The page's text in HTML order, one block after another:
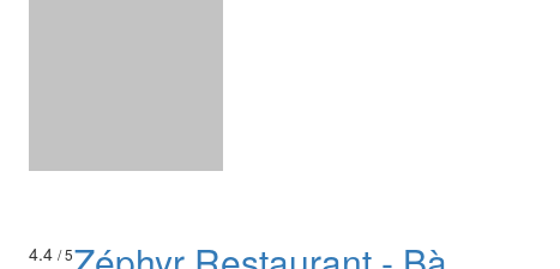
Zéphyr Restaurant - Bà